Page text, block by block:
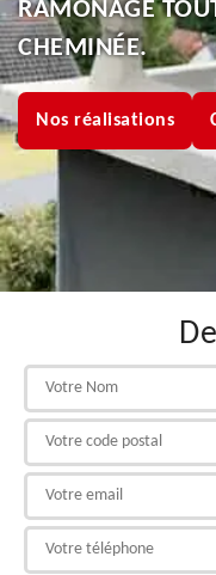
RAMONAGE
CHEMINÉE.
Nos réalisations